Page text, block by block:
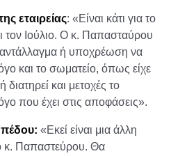
εταιρείας: «Είναι κάτι για το
Ιούλιο. Ο κ. Παπασταύρου
ή υποχρέωση να
και το σωματείο, όπως είχε
και μετοχές το
που έχει στις αποφάσεις».
«Εκεί είναι μια άλλη
κ. Παπαστεύρου. Θα